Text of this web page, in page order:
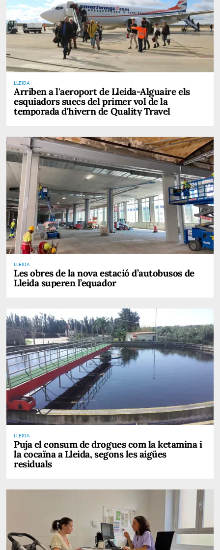
LLEIDA
Arriben a l'aeroport de Lleida-Alguaire els
esquiadors suecs del primer vol de la
temporada d'hivern de Quality Travel
LLEIDA
Les obres de la nova estació d’autobusos de
Lleida superen l’equador
LLEIDA
Puja el consum de drogues com la ketamina i
la cocaïna a Lleida, segons les aigües
residuals